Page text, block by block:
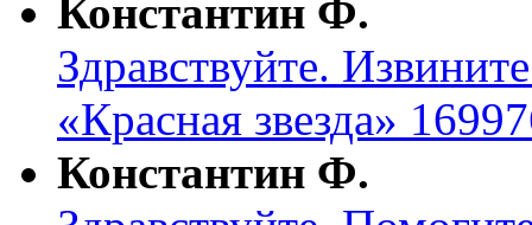
Константин Ф.
Здравствуйте.
«Красная звезда»
Константин Ф.